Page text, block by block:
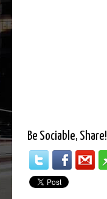
Be Sociable, Share!